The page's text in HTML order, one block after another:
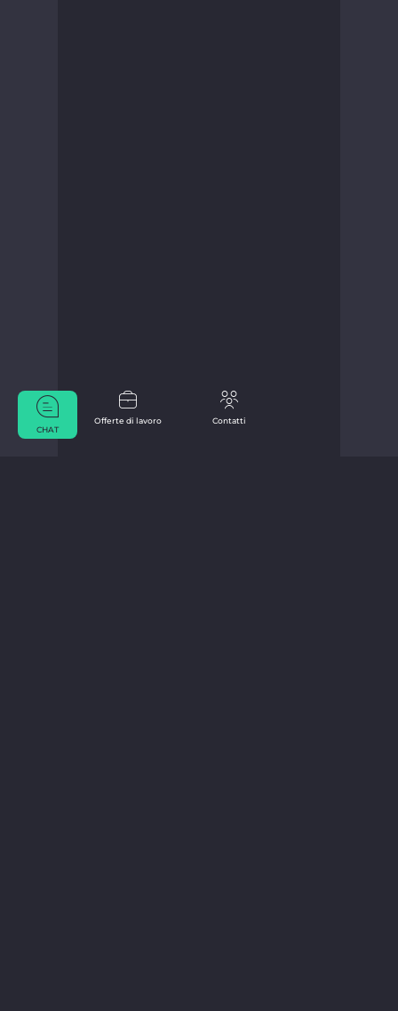
Offerte di lavoro
Contatti
CHAT